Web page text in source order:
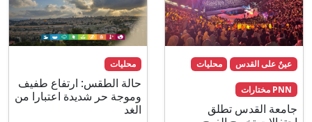
عينٌ على القدس محليات
PNN مختارات
جامعة القدس تطلق
محليات
حالة الطقس: ارتفاع طفيف
وموجة حر شديدة اعتبارا من
الغد